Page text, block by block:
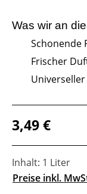
Was wir an
Schonende
Frischer
Regulärer Preis:
3,49 €
Inhalt: 1 Liter
Preise inkl.